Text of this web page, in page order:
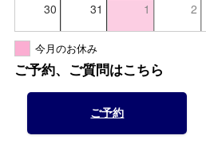
30 31 1 2
今月のお休み
ご予約、ご質問はこちら
ご予約